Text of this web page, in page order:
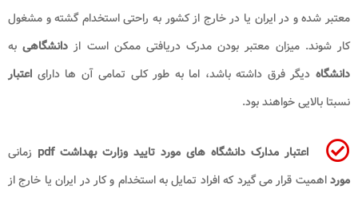
معتبر شده و در ایران یا در خارج از کشور به راحتی استخدام گشته و مشغول
کار شوند. میزان معتبر بودن مدرک دریافتی ممکن است از دانشگاهی به
دانشگاه دیگر فرق داشته باشد، اما به طور کلی تمامی آن ها دارای اعتبار
نسبتا بالایی خواهند بود.
اعتبار مدارک دانشگاه های مورد تایید وزارت بهداشت pdf
زمانی
مورداهمیت قرار می گیرد که افراد تمایل به استخدام و کار در ایران یا خارج از